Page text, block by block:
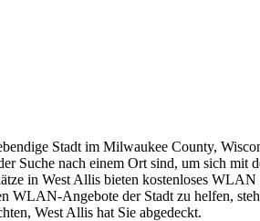
Stadt im Milwaukee County,
Suche nach einem Ort sind, um sich
in West Allis bieten kostenloses
WLAN-Angebote der Stadt zu helfen,
West Allis hat Sie abgedeckt.